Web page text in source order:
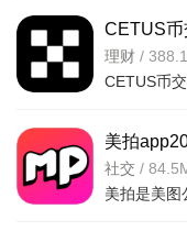
星漫屋目前完全免
分最新话可能会有广
章节，整体不影响正常
只要从官方渠道下
不要授予它读取联系人
CETUS币
v6.166.0官
理财 /
美拍
视频社区
社交 /